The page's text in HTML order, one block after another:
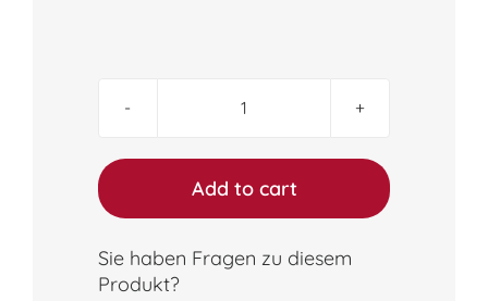
digi.skills
quantity
Add to cart
Sie haben Fragen zu diesem
Produkt?